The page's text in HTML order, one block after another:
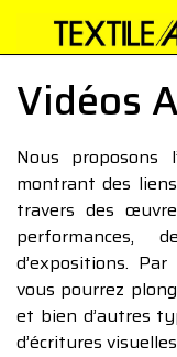
Vidéos
Nous proposons
montrant des
travers des
d’expositions.
vous pourrez
et bien d’autres
d’écritures